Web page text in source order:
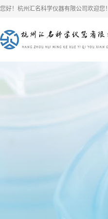
您好！杭州汇名科学仪器有限公司欢迎您！